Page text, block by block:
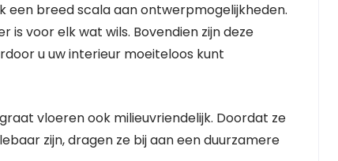
een breed scala aan ontwerpmogelijkheden.
voor elk wat wils. Bovendien zijn deze
u uw interieur moeiteloos kunt
vloeren ook milieuvriendelijk. Doordat ze
zijn, dragen ze bij aan een duurzamere